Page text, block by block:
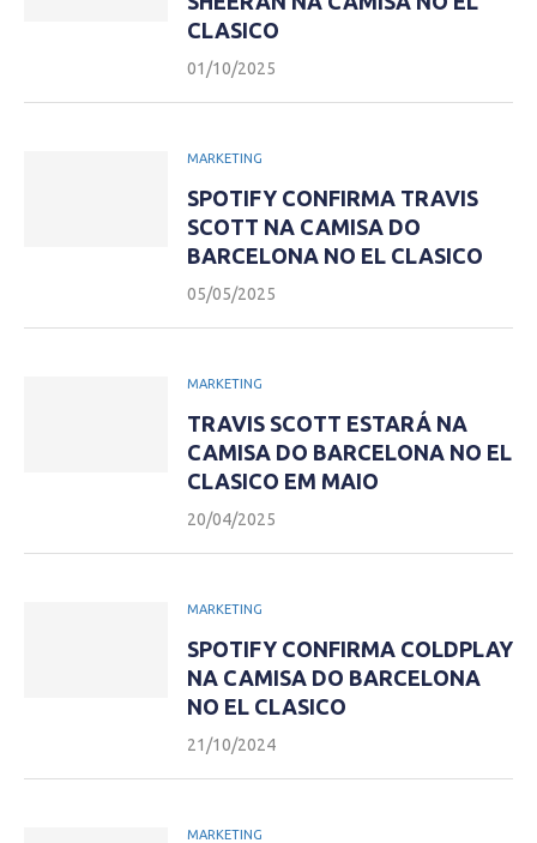
CLASICO
01/10/2025
MARKETING
SPOTIFY CONFIRMA TRAVIS
SCOTT NA CAMISA DO
BARCELONA NO EL CLASICO
05/05/2025
MARKETING
TRAVIS SCOTT ESTARÁ NA
CAMISA DO BARCELONA NO EL
CLASICO EM MAIO
20/04/2025
MARKETING
SPOTIFY CONFIRMA COLDPLAY
NA CAMISA DO BARCELONA
NO EL CLASICO
21/10/2024
MARKETING